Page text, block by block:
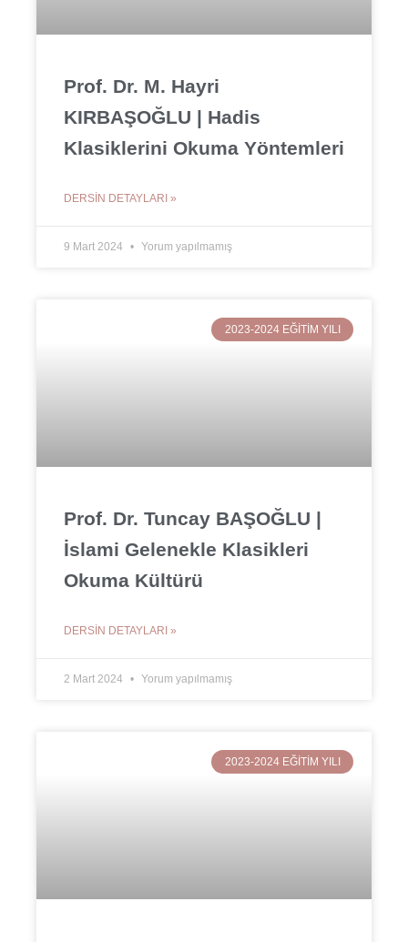
Prof. Dr. M. Hayri
KIRBAŞOĞLU | Hadis
Klasiklerini Okuma Yöntemleri
DERSIN DETAYLARI »
9 Mart 2024 Yorum yapılmamış
2023-2024 EĞITIM YILI
Prof. Dr. Tuncay BAŞOĞLU |
İslami Gelenekle Klasikleri
Okuma Kültürü
DERSIN DETAYLARI »
2 Mart 2024 Yorum yapılmamış
2023-2024 EĞITIM YILI